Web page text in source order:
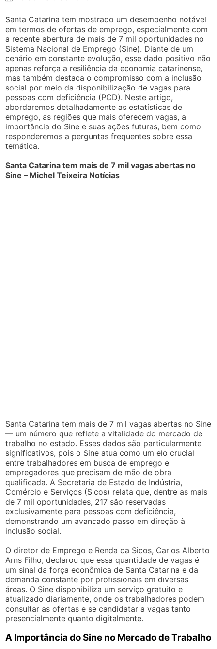
Santa Catarina tem mostrado um desempenho notável
em termos de ofertas de emprego, especialmente com
a recente abertura de mais de 7 mil oportunidades no
Sistema Nacional de Emprego (Sine). Diante de um
cenário em constante evolução, esse dado positivo não
apenas reforça a resiliência da economia catarinense,
mas também destaca o compromisso com a inclusão
social por meio da disponibilização de vagas para
pessoas com deficiência (PCD). Neste artigo,
abordaremos detalhadamente as estatísticas de
emprego, as regiões que mais oferecem vagas, a
importância do Sine e suas ações futuras, bem como
responderemos a perguntas frequentes sobre essa
temática.
Santa Catarina tem mais de 7 mil vagas abertas no
Sine – Michel Teixeira Notícias
Santa Catarina tem mais de 7 mil vagas abertas no Sine
— um número que reflete a vitalidade do mercado de
trabalho no estado. Esses dados são particularmente
significativos, pois o Sine atua como um elo crucial
entre trabalhadores em busca de emprego e
empregadores que precisam de mão de obra
qualificada. A Secretaria de Estado de Indústria,
Comércio e Serviços (Sicos) relata que, dentre as mais
de 7 mil oportunidades, 217 são reservadas
exclusivamente para pessoas com deficiência,
demonstrando um avancado passo em direção à
inclusão social.
O diretor de Emprego e Renda da Sicos, Carlos Alberto
Arns Filho, declarou que essa quantidade de vagas é
um sinal da força econômica de Santa Catarina e da
demanda constante por profissionais em diversas
áreas. O Sine disponibiliza um serviço gratuito e
atualizado diariamente, onde os trabalhadores podem
consultar as ofertas e se candidatar a vagas tanto
presencialmente quanto digitalmente.
A Importância do Sine no Mercado de Trabalho